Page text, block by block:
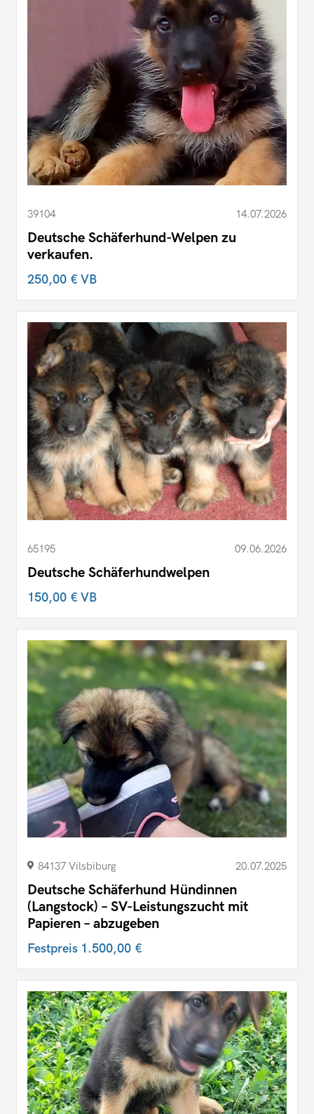
39104 14.07.2026
Deutsche Schäferhund-Welpen zu
verkaufen.
250,00 €VB
65195 09.06.2026
Deutsche Schäferhundwelpen
150,00 €VB
84137 Vilsbiburg 20.07.2025
Deutsche Schäferhund Hündinnen
(Langstock) – SV-Leistungszucht mit
Papieren – abzugeben
Festpreis 1.500,00 €